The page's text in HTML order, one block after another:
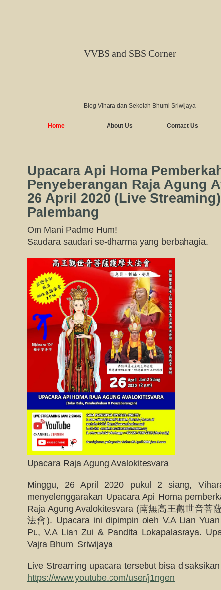
VVBS and SBS Corner
Blog Vihara dan Sekolah Bhumi Sriwijaya
Home About Us Contact Us
Upacara Api Homa
Penyeberangan Raja Agung
26 April 2020 (Live
Palembang
Om Mani Padme Hum!
Saudara saudari se-dharma yang berbahagia.
Upacara Raja Agung Avalokitesvara
Minggu, 26 April 2020 pukul 2 siang,
menyelenggarakan Upacara Api Homa
Raja Agung Avalokitesvara (南無高王觀世音菩
法會). Upacara ini dipimpin oleh V.A Lian
Pu, V.A Lian Zui & Pandita Lokapalasraya.
Vajra Bhumi Sriwijaya
Live Streaming upacara tersebut bisa
https://www.youtube.com/user/j1ngen